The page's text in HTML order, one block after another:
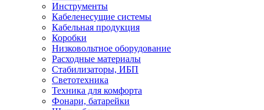
Инструменты
Кабеленесущие системы
Кабельная продукция
Коробки
Низковольтное оборудование
Расходные материалы
Стабилизаторы, ИБП
Светотехника
Техника для комфорта
Фонари, батарейки